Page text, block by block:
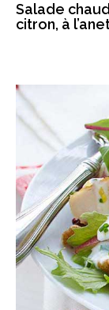
Salade
citron, à